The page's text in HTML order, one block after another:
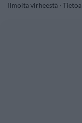
Ilmoita virheestä ·